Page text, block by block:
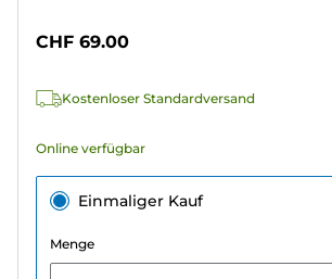
1
CHF 69.00
Kostenloser Standardversand
Online verfügbar
Einmaliger Kauf
Menge